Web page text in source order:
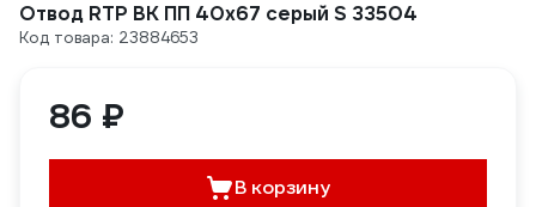
Отвод RTP ВК ПП 40x67 серый S 33504
Код товара: 23884653
86 ₽
В корзину